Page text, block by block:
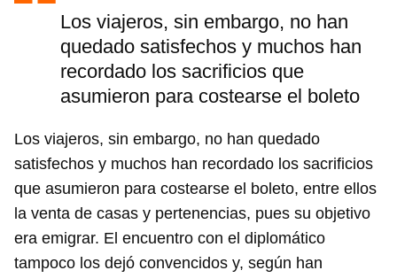
Los viajeros, sin embargo, no han
quedado satisfechos y muchos han
recordado los sacrificios que
asumieron para costearse el boleto
Los viajeros, sin embargo, no han quedado
satisfechos y muchos han recordado los sacrificios
que asumieron para costearse el boleto, entre ellos
la venta de casas y pertenencias, pues su objetivo
era emigrar. El encuentro con el diplomático
tampoco los dejó convencidos y, según han